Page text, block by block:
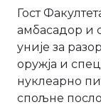
Гост
амбасадор и
уније за
оружја и
нуклеарно
спољне